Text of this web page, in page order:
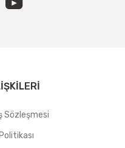
Sözleşmesi